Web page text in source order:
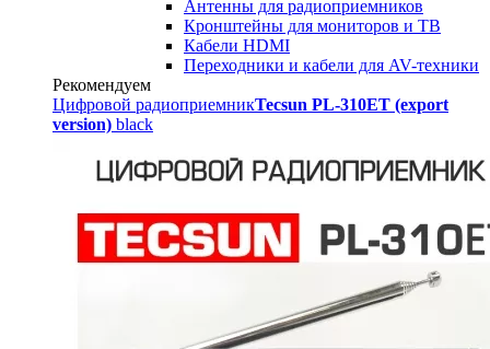
Антенны для радиоприемников
Кронштейны для мониторов и ТВ
Кабели HDMI
Переходники и кабели для AV-техники
Рекомендуем
Цифровой радиоприемникTecsun PL-310ET (export
version) black